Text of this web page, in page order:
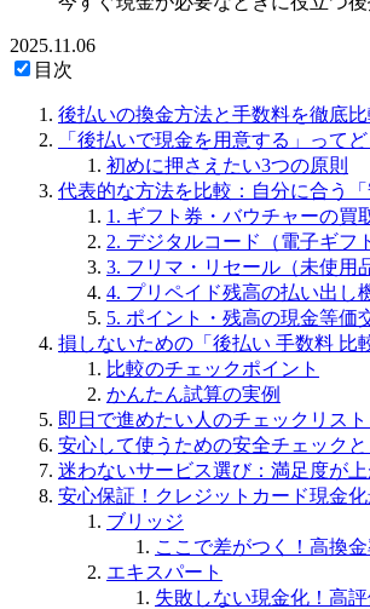
2025.11.06
目次
後払いの換金方法と手数料を徹底
「後払いで現金を用意する」って
初めに押さえたい3つの原則
代表的な方法を比較：自分に合う
1. ギフト券・バウチャーの買
2. デジタルコード（電子ギフ
3. フリマ・リセール（未使用
4. プリペイド残高の払い出し
5. ポイント・残高の現金等価
損しないための「後払い 手数料 比
比較のチェックポイント
かんたん試算の実例
即日で進めたい人のチェックリスト
安心して使うための安全チェック
迷わないサービス選び：満足度が上
安心保証！クレジットカード現金
ブリッジ
ここで差がつく！高換
エキスパート
失敗しない現金化！高